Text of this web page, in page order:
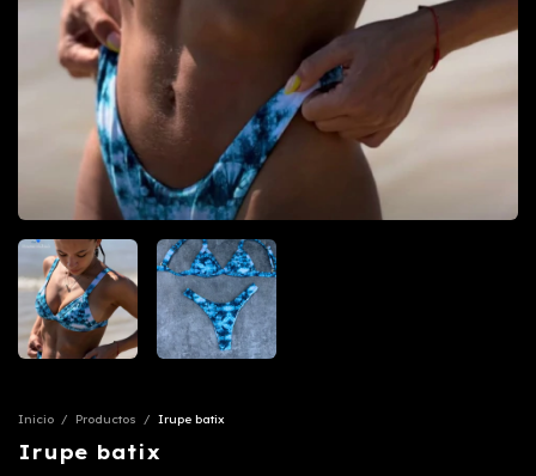
Inicio / Productos / Irupe batix
Irupe batix